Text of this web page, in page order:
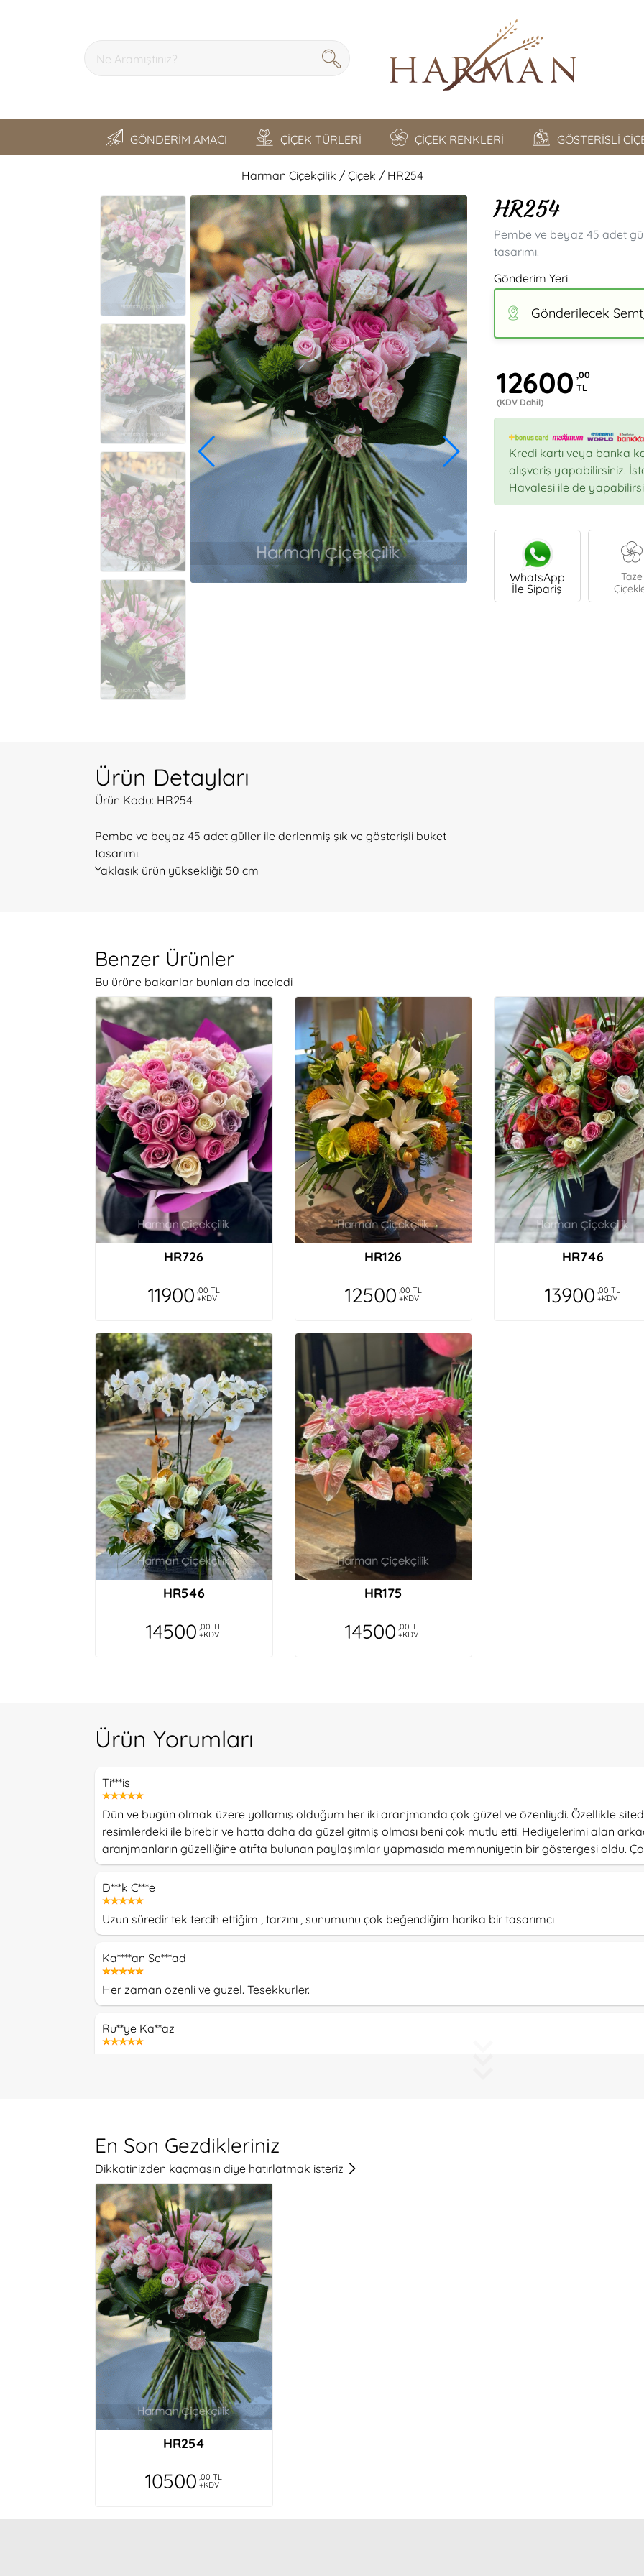
GÖNDERİM AMACI ÇİÇEK TÜRLERİ ÇİÇEK RENKLERİ GÖSTERİŞLİ
Harman Çiçekçilik / Çiçek / HR254
HR254
Pembe ve beyaz 45 adet
tasarımı.
Gönderim Yeri
Gönderilecek
12600 ,00
TL
(KDV Dahil)
Kredi kartı veya banka
alışveriş yapabilirsiniz.
Havalesi ile de
WhatsApp
İle Sipariş
Taze
Ürün Detayları
Ürün Kodu: HR254
Pembe ve beyaz 45 adet güller ile derlenmiş şık ve gösterişli buket
tasarımı.
Yaklaşık ürün yüksekliği: 50 cm
Benzer Ürünler
Bu ürüne bakanlar bunları da inceledi
HR726
11900 ,00 TL
+KDV
HR126
12500 ,00 TL
+KDV
HR746
13900 ,00 TL
+KDV
HR546
14500 ,00 TL
+KDV
HR175
14500 ,00 TL
+KDV
Ürün Yorumları
Ti***is
Dün ve bugün olmak üzere yollamış olduğum her iki aranjmanda çok güzel ve özenliydi. Özellikle
resimlerdeki ile birebir ve hatta daha da güzel gitmiş olması beni çok mutlu etti. Hediyelerimi alan
aranjmanların güzelliğine atıfta bulunan paylaşımlar yapmasıda memnuniyetin bir göstergesi oldu.
D***k C***e
Uzun süredir tek tercih ettiğim , tarzını , sunumunu çok beğendiğim harika bir tasarımcı
Ka****an Se***ad
Her zaman ozenli ve guzel. Tesekkurler.
Ru**ye Ka**az
T***e Ar**an
Çok teşekkür ederim. Görseldekinden bile daha güzel geldi. Çok mutlu ettiniz.
Nu**en Ca*****lu
Çiçek bitki denildiğinde sizler aklıma geliyorsunuz🙏🏻🌸
Se**il Kab*****glu
Ilk siparişimizdi çok memnun kaldık . Teşekkürler
Gu**in Sa**ik
Ürün fotoğrafını göremediğim için huzursuzdum ancak hem whatsup iletişimindeki cevabınız hem de
rahatlattı , teşekkür ederim
En Son Gezdikleriniz
Dikkatinizden kaçmasın diye hatırlatmak isteriz
HR254
10500 ,00 TL
+KDV